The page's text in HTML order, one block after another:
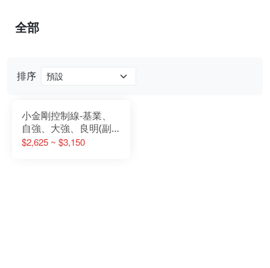
排序
小金剛控制線-基業、
自強、大強、良明(副
廠)
$2,625 ~ $3,150
全部